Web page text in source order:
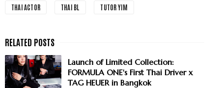
THAI ACTOR THAI BL TUTOR YIM
Launch of Limited Collection:
FORMULA ONE's First Thai Driver x
TAG HEUER in Bangkok